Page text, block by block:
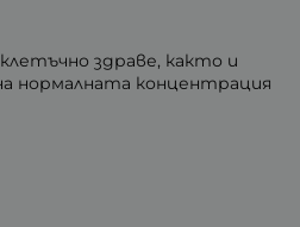
здраве, както и
нормалната концентрация